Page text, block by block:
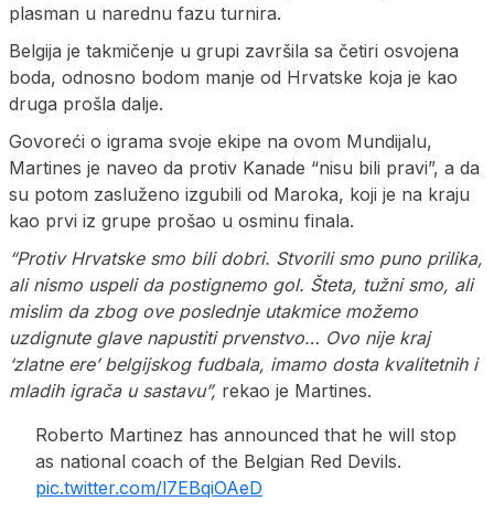
plasman u narednu fazu turnira.
Belgija je takmičenje u grupi završila sa četiri osvojena
boda, odnosno bodom manje od Hrvatske koja je kao
druga prošla dalje.
Govoreći o igrama svoje ekipe na ovom Mundijalu,
Martines je naveo da protiv Kanade “nisu bili pravi”, a da
su potom zasluženo izgubili od Maroka, koji je na kraju
kao prvi iz grupe prošao u osminu finala.
“Protiv Hrvatske smo bili dobri. Stvorili smo puno prilika,
ali nismo uspeli da postignemo gol. Šteta, tužni smo, ali
mislim da zbog ove poslednje utakmice možemo
uzdignute glave napustiti prvenstvo… Ovo nije kraj
‘zlatne ere’ belgijskog fudbala, imamo dosta kvalitetnih i
mladih igrača u sastavu”, rekao je Martines.
Roberto Martinez has announced that he will stop
as national coach of the Belgian Red Devils.
pic.twitter.com/l7EBqiOAeD